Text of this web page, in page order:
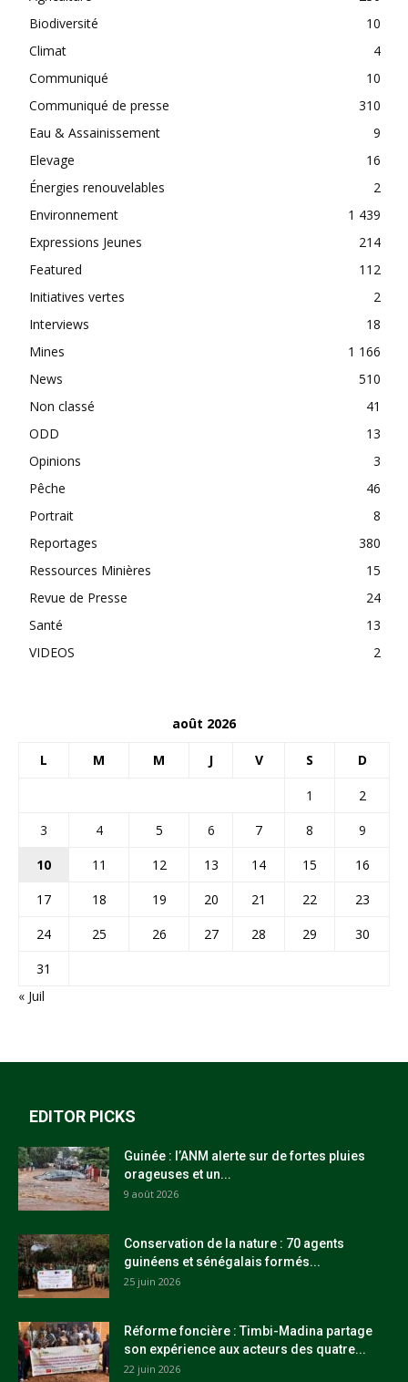
Biodiversité
10
Climat
4
Communiqué
10
Communiqué de presse
310
Eau & Assainissement
9
Elevage
16
Énergies renouvelables
2
Environnement
1 439
Expressions Jeunes
214
Featured
112
Initiatives vertes
2
Interviews
18
Mines
1 166
News
510
Non classé
41
ODD
13
Opinions
3
Pêche
46
Portrait
8
Reportages
380
Ressources Minières
15
Revue de Presse
24
Santé
13
VIDEOS
2
août 2026
L M M J V S D
1
2
3
4 5 6 7 8
9
10
11 12 13 14 15
16
17
18 19 20 21 22
23
24
25 26 27 28 29
30
31
« Juil
EDITOR PICKS
Guinée : l’ANM alerte sur de fortes pluies
orageuses et un...
9 août 2026
Conservation de la nature : 70 agents
guinéens et sénégalais formés...
25 juin 2026
Réforme foncière : Timbi-Madina partage
son expérience aux acteurs des quatre...
22 juin 2026